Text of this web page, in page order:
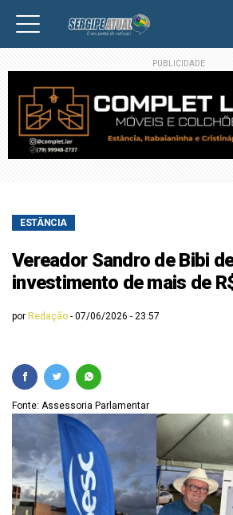
PUBLICIDADE
ESTÂNCIA
Vereador Sandro de Bibi
investimento de mais de
por Redação 07/06/2026 - 23:57
Fonte: Assessoria Parlamentar